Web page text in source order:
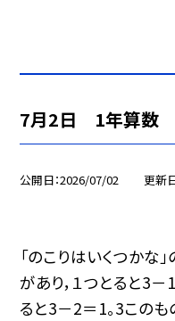
7月2日 1年算数
公開日 2026/07/02 更新
「のこりはいくつかな
があり，１つとると3－
ると3－2＝1。3このも